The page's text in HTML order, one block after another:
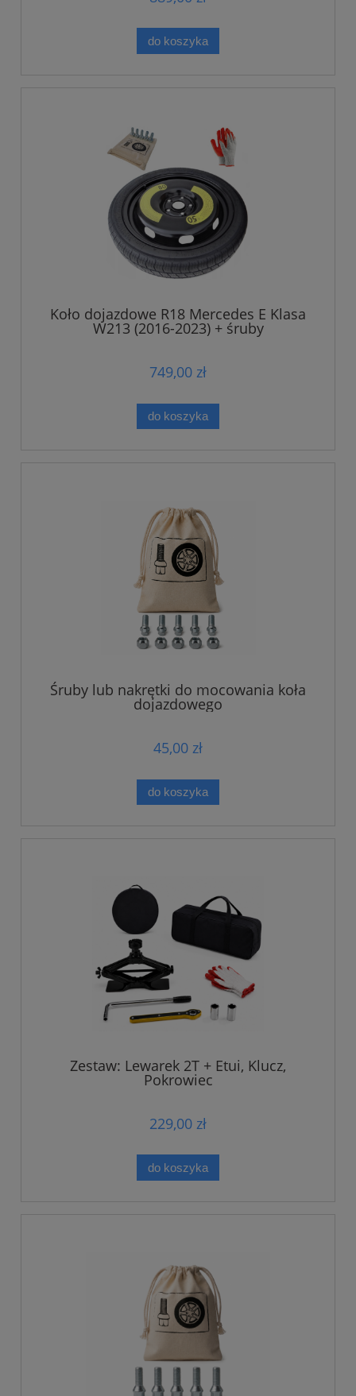
do koszyka
Koło dojazdowe R18 Mercedes E Klasa
W213 (2016-2023) + śruby
749,00 zł
do koszyka
Śruby lub nakrętki do mocowania koła
dojazdowego
45,00 zł
do koszyka
Zestaw: Lewarek 2T + Etui, Klucz,
Pokrowiec
229,00 zł
do koszyka